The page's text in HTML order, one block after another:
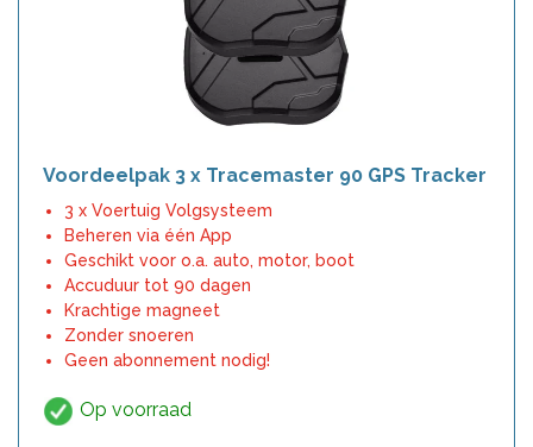
Voordeelpak 3 x Tracemaster 90 GPS Tracker
3 x Voertuig Volgsysteem
Beheren via één App
Geschikt voor o.a. auto, motor, boot
Accuduur tot 90 dagen
Krachtige magneet
Zonder snoeren
Geen abonnement nodig!
Op voorraad